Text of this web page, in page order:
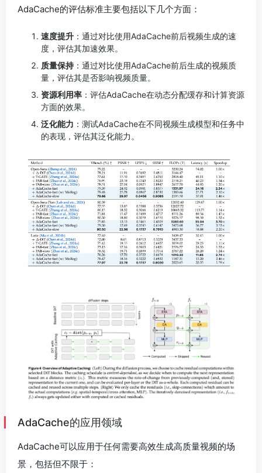
AdaCache的评估标准主要包括以下几个方面：
速度提升 ：通过对比使用AdaCache前后视频生成的速
度，评估其加速效果。
质量保持 ：通过对比使用AdaCache前后生成的视频质
量，评估其是否影响视频质量。
资源利用率 ：评估AdaCache在动态分配缓存和计算资源
方面的效果。
泛化能力 ：测试AdaCache在不同视频生成模型和任务中
的表现，评估其泛化能力。
AdaCache的应用领域
AdaCache可以应用于任何需要高效生成高质量视频的场
景，包括但不限于：